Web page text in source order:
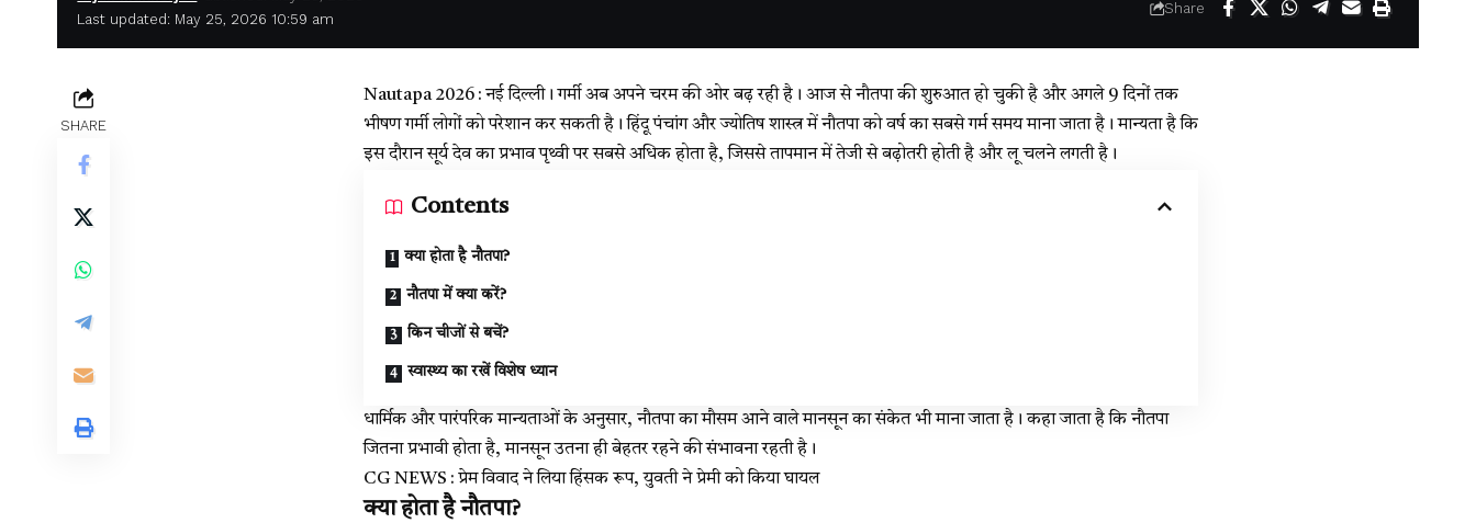
Last updated: May 25, 2026 10:59 am
Share
SHARE
Nautapa 2026 : नई दिल्ली। गर्मी अब अपने चरम की ओर बढ़ रही है। आज से नौतपा की शुरुआत हो चुकी है और अगले 9 दिनों तक
भीषण गर्मी लोगों को परेशान कर सकती है। हिंदू पंचांग और ज्योतिष शास्त्र में नौतपा को वर्ष का सबसे गर्म समय माना जाता है। मान्यता है कि
इस दौरान सूर्य देव का प्रभाव पृथ्वी पर सबसे अधिक होता है, जिससे तापमान में तेजी से बढ़ोतरी होती है और लू चलने लगती है।
Contents
क्या होता है नौतपा?
नौतपा में क्या करें?
किन चीजों से बचें?
स्वास्थ्य का रखें विशेष ध्यान
धार्मिक और पारंपरिक मान्यताओं के अनुसार, नौतपा का मौसम आने वाले मानसून का संकेत भी माना जाता है। कहा जाता है कि नौतपा
जितना प्रभावी होता है, मानसून उतना ही बेहतर रहने की संभावना रहती है।
CG NEWS : प्रेम विवाद ने लिया हिंसक रूप, युवती ने प्रेमी को किया घायल
क्या होता है नौतपा?